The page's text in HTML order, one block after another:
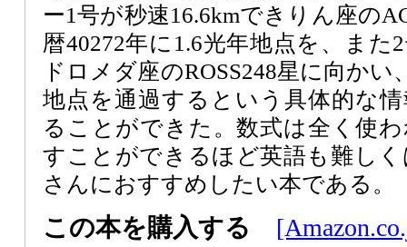
ー1号が秒速16.6kmできりん座の
暦40272年に1.6光年地点を、また
ドロメダ座のROSS248星に向かい
地点を通過するという具体的な
ることができた。数式は全く使
すことができるほど英語も難し
さんにおすすめしたい本である。
この本を購入する